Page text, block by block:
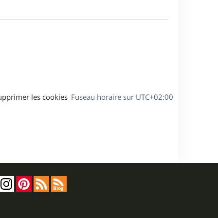
Fuseau horaire sur UTC+02:00
les cookies